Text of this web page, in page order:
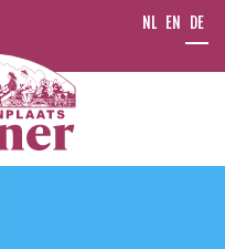
NL EN DE